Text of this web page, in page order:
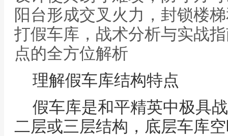
阳台形成交叉火力，封锁楼
打假车库，战术分析与实战
点的全方位解析
理解假车库结构特点
假车库是和平精英中极具
二层或三层结构，底层车库